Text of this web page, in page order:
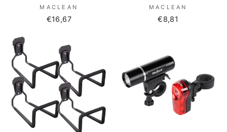
MACLEAN
€16,67
MACLEAN
€8,81